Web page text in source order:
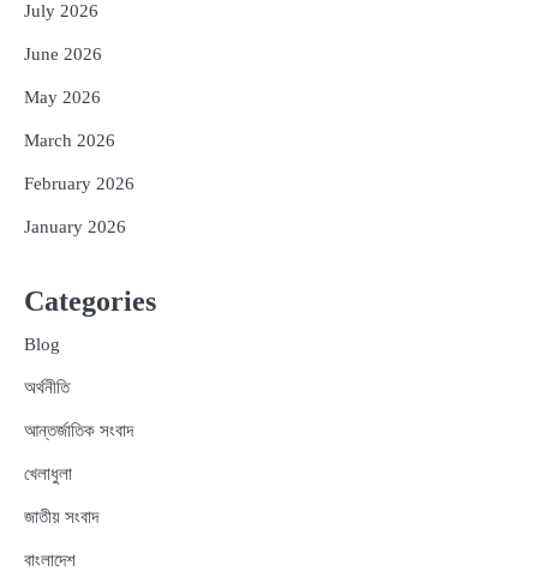
July 2026
June 2026
May 2026
March 2026
February 2026
January 2026
Categories
Blog
অর্থনীতি
আন্তর্জাতিক সংবাদ
খেলাধুলা
জাতীয় সংবাদ
বাংলাদেশ